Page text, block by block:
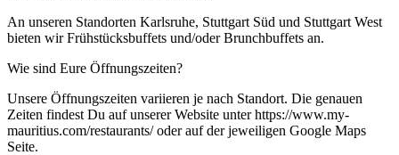
An unseren Standorten Karlsruhe, Stuttgart Süd und Stuttgart West
bieten wir Frühstücksbuffets und/oder Brunchbuffets an.
Wie sind Eure Öffnungszeiten?
Unsere Öffnungszeiten variieren je nach Standort. Die genauen
Zeiten findest Du auf unserer Website unter https://www.my-
mauritius.com/restaurants/ oder auf der jeweiligen Google Maps
Seite.